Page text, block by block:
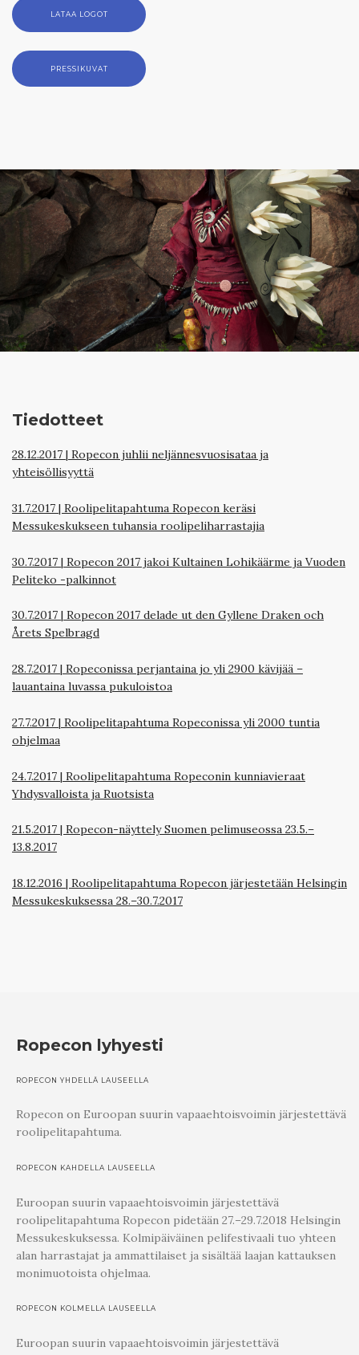
LATAA LOGOT
PRESSIKUVAT
Tiedotteet
28.12.2017 | Ropecon juhlii neljännesvuosisataa ja
yhteisöllisyyttä
31.7.2017 | Roolipelitapahtuma Ropecon keräsi
Messukeskukseen tuhansia roolipeliharrastajia
30.7.2017 | Ropecon 2017 jakoi Kultainen Lohikäärme ja Vuoden
Peliteko -palkinnot
30.7.2017 | Ropecon 2017 delade ut den Gyllene Draken och
Årets Spelbragd
28.7.2017 | Ropeconissa perjantaina jo yli 2900 kävijää –
lauantaina luvassa pukuloistoa
27.7.2017 | Roolipelitapahtuma Ropeconissa yli 2000 tuntia
ohjelmaa
24.7.2017 | Roolipelitapahtuma Ropeconin kunniavieraat
Yhdysvalloista ja Ruotsista
21.5.2017 | Ropecon-näyttely Suomen pelimuseossa 23.5.–
13.8.2017
18.12.2016 | Roolipelitapahtuma Ropecon järjestetään Helsingin
Messukeskuksessa 28.–30.7.2017
Ropecon lyhyesti
ROPECON YHDELLÄ LAUSEELLA
Ropecon on Euroopan suurin vapaaehtoisvoimin järjestettävä
roolipelitapahtuma.
ROPECON KAHDELLA LAUSEELLA
Euroopan suurin vapaaehtoisvoimin järjestettävä
roolipelitapahtuma Ropecon pidetään 27.–29.7.2018 Helsingin
Messukeskuksessa. Kolmipäiväinen pelifestivaali tuo yhteen
alan harrastajat ja ammattilaiset ja sisältää laajan kattauksen
monimuotoista ohjelmaa.
ROPECON KOLMELLA LAUSEELLA
Euroopan suurin vapaaehtoisvoimin järjestettävä